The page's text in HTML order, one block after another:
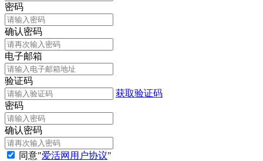
密码
确认密码
电子邮箱
验证码
获取验证码
密码
确认密码
同意"爱活网用户协议"